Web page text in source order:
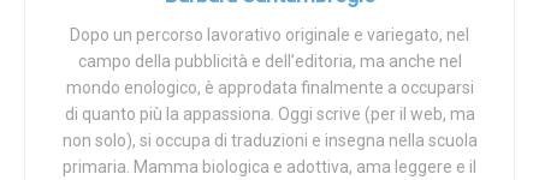
Dopo un percorso lavorativo originale e variegato, nel
campo della pubblicità e dell’editoria, ma anche nel
mondo enologico, è approdata finalmente a occuparsi
di quanto più la appassiona. Oggi scrive (per il web, ma
non solo), si occupa di traduzioni e insegna nella scuola
primaria. Mamma biologica e adottiva, ama leggere e il